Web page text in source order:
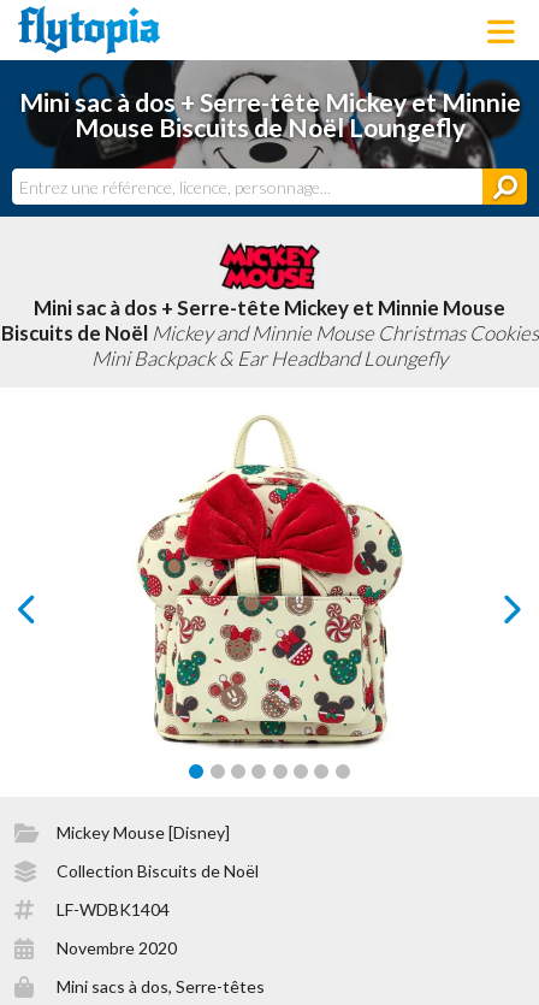
LOUNGEFLY
LICENCES
NOUVEAUTÉS
BONS PLANS
ACTUALITÉS
DERNIERS AJOUTS
Mini sac à dos + Serre-tête Mickey et Minnie
Mouse Biscuits de Noël Loungefly
Mini sac à dos + Serre-tête Mickey et Minnie Mouse
Biscuits de Noël Mickey and Minnie Mouse Christmas Cookies
Mini Backpack & Ear Headband Loungefly
Mickey Mouse [Disney]
Collection Biscuits de Noël
LF-WDBK1404
Novembre 2020
Mini sacs à dos, Serre-têtes